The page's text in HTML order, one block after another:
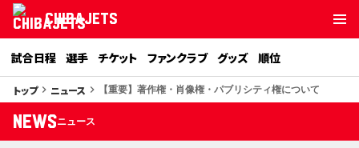
CHIBAJETS
試合日程 選手 チケット ファンクラブ グッズ 順位
トップkeyboard_arrow_right ニュース keyboard_arrow_right 【重要】著作権・肖像権・パブリシティ権について
NEWSニュース